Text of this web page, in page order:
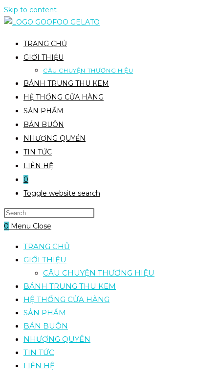
Skip to content
TRANG CHỦ
GIỚI THIỆU
CÂU CHUYỆN THƯƠNG HIỆU
BÁNH TRUNG THU KEM
HỆ THỐNG CỬA HÀNG
SẢN PHẨM
BÁN BUÔN
NHƯỢNG QUYỀN
TIN TỨC
LIÊN HỆ
0
Toggle website search
0 Menu Close
TRANG CHỦ
GIỚI THIỆU
CÂU CHUYỆN THƯƠNG HIỆU
BÁNH TRUNG THU KEM
HỆ THỐNG CỬA HÀNG
SẢN PHẨM
BÁN BUÔN
NHƯỢNG QUYỀN
TIN TỨC
LIÊN HỆ